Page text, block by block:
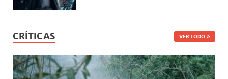
CRÍTICAS VER TODO